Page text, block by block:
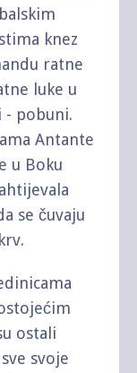
knez
ratne
luke u
- pobuni.
Antante
u Boku
se čuvaju
ostali
svoje